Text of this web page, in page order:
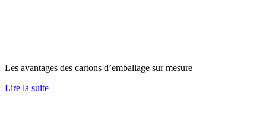
Les avantages des cartons d’emballage sur mesure
Lire la suite